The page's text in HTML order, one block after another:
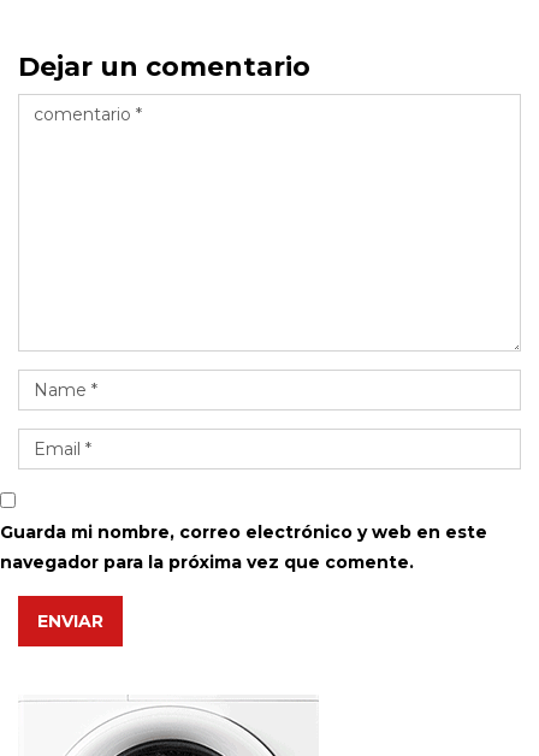
Dejar un comentario
Guarda mi nombre, correo electrónico y web en este
navegador para la próxima vez que comente.
ENVIAR